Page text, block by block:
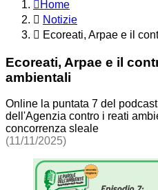
Home
Notizie
Ecoreati, Arpae e il
Ecoreati, Arpae e il
ambientali
Online la puntata 7 del
dell'Agenzia contro i reati
concorrenza sleale
(11/11/2025)